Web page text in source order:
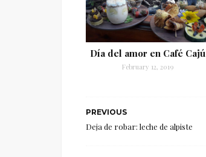
Día del amor en Café Cajú
February 12, 2019
PREVIOUS
Deja de robar: leche de alpiste